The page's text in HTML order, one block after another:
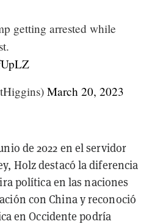
getting arrested while
March 20, 2023
de 2022 en el servidor
Holz destacó la diferencia
política en las naciones
con China y reconoció
en Occidente podría